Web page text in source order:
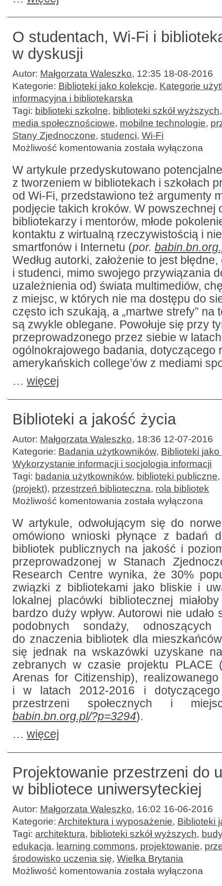
O studentach, Wi-Fi i
w dyskusji
Autor: Małgorzata Waleszko, 12:35 18-08-2016
Kategorie: Biblioteki jako kolekcje, Kategorie
informacyjna i bibliotekarska
Tagi: biblioteki szkolne, biblioteki szkół wyższych
media społecznościowe, mobilne technologie,
Stany Zjednoczone, studenci, Wi-Fi
Możliwość komentowania O
studentach,
Fi
i bibliotekach:
głos
została wyłączona
W artykule przedyskutowano
z tworzeniem w bibliotekach i szkołach
od Wi-Fi, przedstawiono też argumenty
podjęcie takich kroków. W powszechnej
bibliotekarzy i mentorów, młode
kontaktu z wirtualną rzeczywistością i
smartfonów i Internetu (por.
Według autorki, założenie to jest
i studenci, mimo swojego przywiązania
uzależnienia od) świata multimediów,
z miejsc, w których nie ma dostępu do
często ich szukają, a „martwe strefy” na
są zwykle oblegane. Powołuje się przy
przeprowadzonego przez siebie w
ogólnokrajowego badania, dotyczącego
amerykańskich college’ów z mediami
… więcej
Biblioteki a jakość życia
Autor: Małgorzata Waleszko, 18:36 12-07-2016
Kategorie: Badania użytkowników, Biblioteki
Wykorzystanie informacji i socjologia informacji
Tagi: badania użytkowników, biblioteki publiczne,
(projekt), przestrzeń biblioteczna, rola bibliotek
Możliwość komentowania Biblioteki
a jakość
została wyłączona
W artykule, odwołującym się do
omówiono wnioski płynące z badań
bibliotek publicznych na jakość i
przeprowadzonej w Stanach
Research Centre wynika, że 30%
związki z bibliotekami jako bliskie i
lokalnej placówki bibliotecznej
bardzo duży wpływ. Autorowi nie
podobnych sondaży,
do znaczenia bibliotek dla
się jednak na wskazówki uzyskane
zebranych w czasie projektu PLACE
Arenas for Citizenship),
i w latach 2012-2016 i
przestrzeni społecznych i
babin.bn.org.pl/?p=3294).
… więcej
Projektowanie przestrzeni do
w bibliotece uniwersyteckiej
Autor: Małgorzata Waleszko, 16:02 16-06-2016
Kategorie: Architektura i wyposażenie, Biblioteki
Tagi: architektura, biblioteki szkół wyższych,
edukacja, learning commons, projektowanie,
środowisko uczenia się, Wielka Brytania
Możliwość komentowania Projektowanie
przestrzeni
została wyłączona